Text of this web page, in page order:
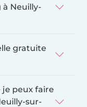
Neuilly-
gratuite
je peux faire
sur-